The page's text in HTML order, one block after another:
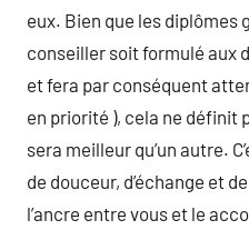
eux. Bien que les diplômes
conseiller soit formulé aux
et fera par conséquent
en priorité ), cela ne définit
sera meilleur qu’un autre.
de douceur, d’échange et
l’ancre entre vous et le